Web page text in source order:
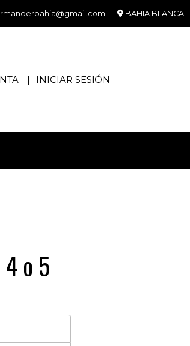
BAHIA BLANCA
INICIAR SESIÓN
4 o 5